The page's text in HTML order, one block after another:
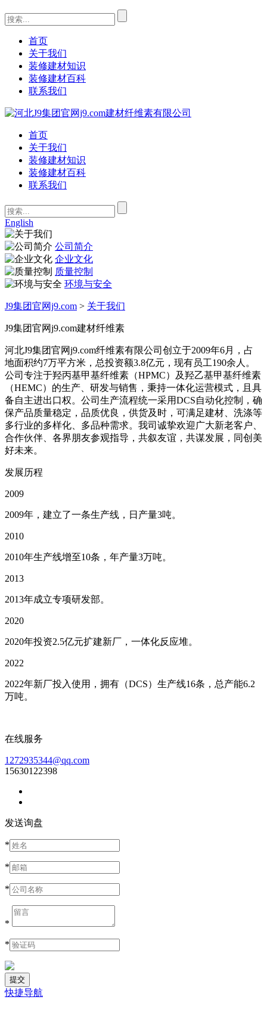
首页
关于我们
装修建材知识
装修建材百科
联系我们
首页
关于我们
装修建材知识
装修建材百科
联系我们
English
公司简介
企业文化
质量控制
环境与安全
J9集团官网j9.com > 关于我们
J9集团官网j9.com建材纤维素
河北J9集团官网j9.com纤维素有限公司创立于2009年6月，占
地面积约7万平方米，总投资额3.8亿元，现有员工190余人。
公司专注于羟丙基甲基纤维素（HPMC）及羟乙基甲基纤维素
（HEMC）的生产、研发与销售，秉持一体化运营模式，且具
备自主进出口权。公司生产流程统一采用DCS自动化控制，确
保产品质量稳定，品质优良，供货及时，可满足建材、洗涤等
多行业的多样化、多品种需求。我司诚挚欢迎广大新老客户、
合作伙伴、各界朋友参观指导，共叙友谊，共谋发展，同创美
好未来。
发展历程
2009
2009年，建立了一条生产线，日产量3吨。
2010
2010年生产线增至10条，年产量3万吨。
2013
2013年成立专项研发部。
2020
2020年投资2.5亿元扩建新厂，一体化反应堆。
2022
2022年新厂投入使用，拥有（DCS）生产线16条，总产能6.2
万吨。
在线服务
1272935344@qq.com
15630122398
发送询盘
*
*
*
*
*
快捷导航